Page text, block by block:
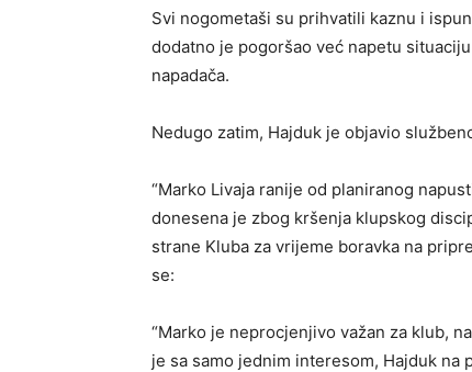
Svi nogometaši su prihvatili kaznu i
dodatno je pogoršao već napetu
napadača.
Nedugo zatim, Hajduk je objavio
“Marko Livaja ranije od planiranog
donesena je zbog kršenja klupskog
strane Kluba za vrijeme boravka na
se:
“Marko je neprocjenjivo važan za klub,
je sa samo jednim interesom, Hajduk na